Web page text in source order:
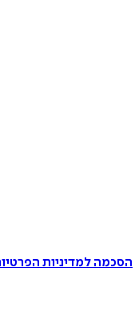
הסכמה למדיניות